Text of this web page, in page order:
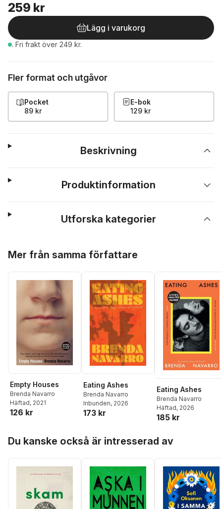
259 kr
Lägg i varukorg
. Fri frakt över 249 kr.
Fler format och utgåvor
Pocket
89 kr
E-bok
129 kr
Beskrivning
Produktinformation
Utforska kategorier
Mer från samma författare
Empty Houses
Brenda Navarro
Häftad, 2021
126 kr
Eating Ashes
Brenda Navarro
Inbunden, 2026
173 kr
Eating Ashes
Brenda Navarro
Häftad, 2026
185 kr
Du kanske också är intresserad av